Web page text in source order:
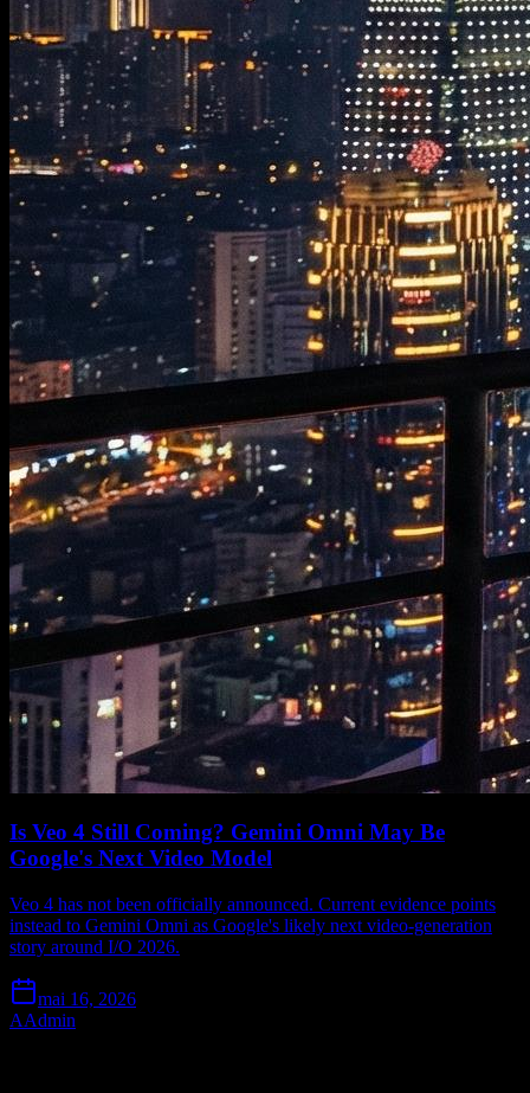
Is Veo 4 Still Coming? Gemini Omni May Be
Google's Next Video Model
Veo 4 has not been officially announced. Current evidence points
instead to Gemini Omni as Google's likely next video-generation
story around I/O 2026.
mai 16, 2026
AAdmin